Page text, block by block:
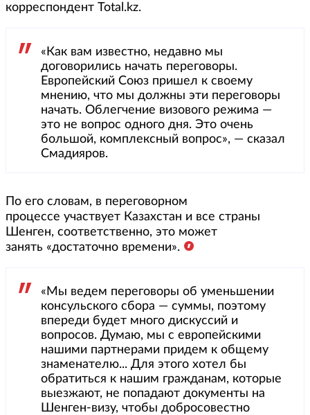
корреспондент Total.kz.
«Как вам известно, недавно мы
договорились начать переговоры.
Европейский Союз пришел к своему
мнению, что мы должны эти переговоры
начать. Облегчение визового режима —
это не вопрос одного дня. Это очень
большой, комплексный вопрос», — сказал
Смадияров.
По его словам, в переговорном
процессе участвует Казахстан и все страны
Шенген, соответственно, это может
занять «достаточно времени».
«Мы ведем переговоры об уменьшении
консульского сбора — суммы, поэтому
впереди будет много дискуссий и
вопросов. Думаю, мы с европейскими
нашими партнерами придем к общему
знаменателю... Для этого хотел бы
обратиться к нашим гражданам, которые
выезжают, не попадают документы на
Шенген-визу, чтобы добросовестно